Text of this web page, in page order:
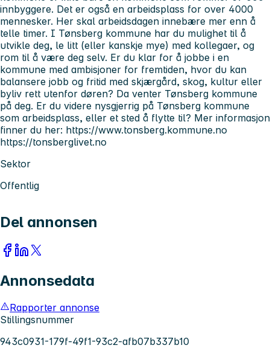
innbyggere. Det er også en arbeidsplass for over 4000
mennesker. Her skal arbeidsdagen innebære mer enn å
telle timer. I Tønsberg kommune har du mulighet til å
utvikle deg, le litt (eller kanskje mye) med kollegaer, og
rom til å være deg selv. Er du klar for å jobbe i en
kommune med ambisjoner for fremtiden, hvor du kan
balansere jobb og fritid med skjærgård, skog, kultur eller
byliv rett utenfor døren? Da venter Tønsberg kommune
på deg. Er du videre nysgjerrig på Tønsberg kommune
som arbeidsplass, eller et sted å flytte til? Mer informasjon
finner du her: https://www.tonsberg.kommune.no
https://tonsberglivet.no
Sektor
Offentlig
Del annonsen
Annonsedata
Rapporter annonse
Stillingsnummer
943c0931-179f-49f1-93c2-afb07b337b10